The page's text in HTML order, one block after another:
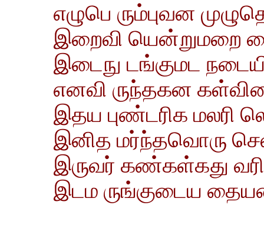
எழுபெ ரும்புவன
இறைவி யென்றுமறை
இடைநு டங்குமட
எனவி ருந்தகன
இதய புண்டரிக மலரி
இனித மர்ந்தவொரு
இருவர் கண்கள்கது
இடம ருங்குடைய